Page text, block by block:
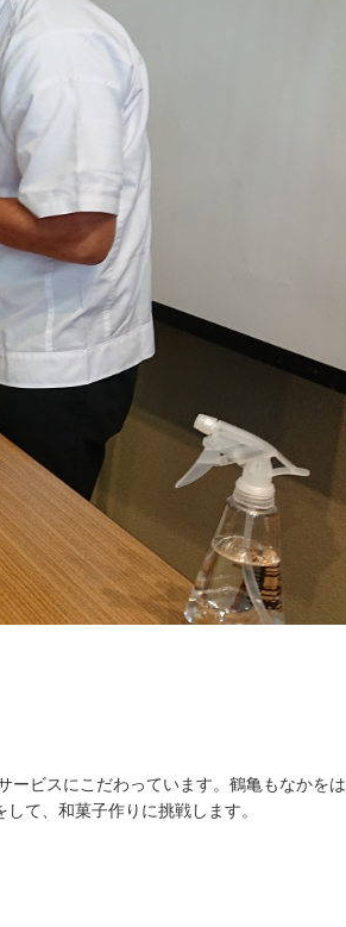
ービスにこだわっています。鶴亀もなかをは
て、和菓子作りに挑戦します。